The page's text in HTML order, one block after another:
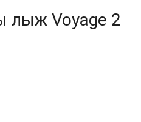
лыж Voyage 2